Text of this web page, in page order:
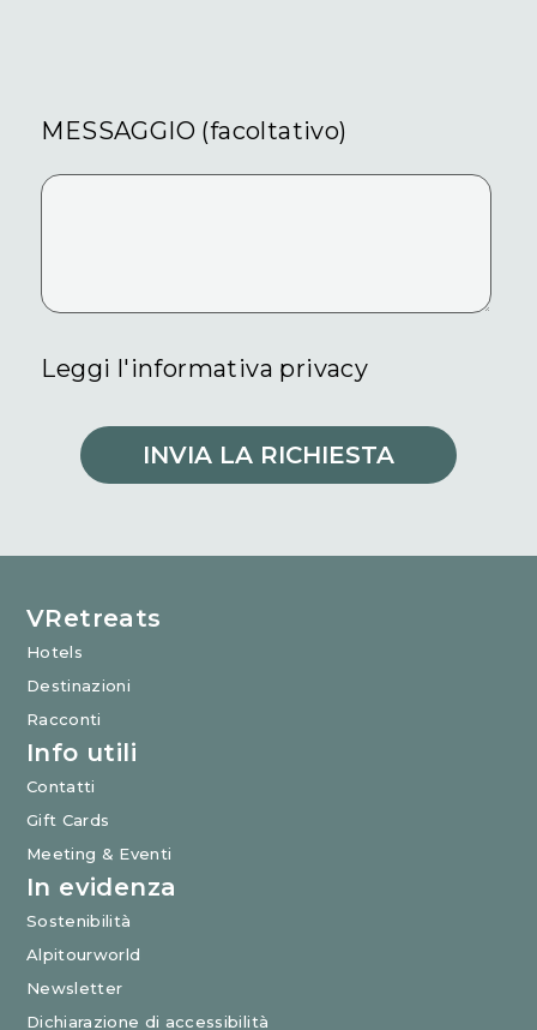
MESSAGGIO (facoltativo)
Leggi l'informativa privacy
INVIA LA RICHIESTA
VRetreats
Hotels
Destinazioni
Racconti
Info utili
Contatti
Gift Cards
Meeting & Eventi
In evidenza
Sostenibilità
Alpitourworld
Newsletter
Dichiarazione di accessibilità